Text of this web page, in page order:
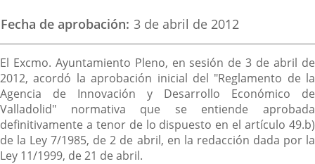
Fecha de aprobación 3 de abril de 2012
Descripción
El Excmo. Ayuntamiento Pleno, en sesión de 3 de abril de
2012, acordó la aprobación inicial del "Reglamento de la
Agencia de Innovación y Desarrollo Económico de
Valladolid" normativa que se entiende aprobada
definitivamente a tenor de lo dispuesto en el artículo 49.b)
de la Ley 7/1985, de 2 de abril, en la redacción dada por la
Ley 11/1999, de 21 de abril.